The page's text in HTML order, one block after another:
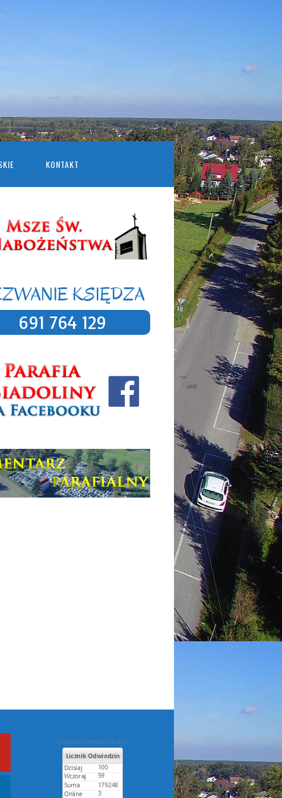
KONTAKT
KSIĘDZA
691 764 129
http://counterliczniki.com